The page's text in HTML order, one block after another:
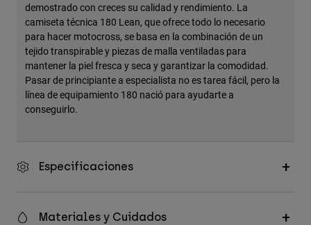
demostrado con creces su calidad y rendimiento. La
camiseta técnica 180 Lean, que ofrece todo lo necesario
para hacer motocross, se basa en la combinación de un
tejido transpirable y piezas de malla ventiladas para
mantener la piel fresca y seca y garantizar la comodidad.
Pasar de principiante a especialista no es tarea fácil, pero la
línea de equipamiento 180 nació para ayudarte a
conseguirlo.
Especificaciones
Materiales y Cuidados